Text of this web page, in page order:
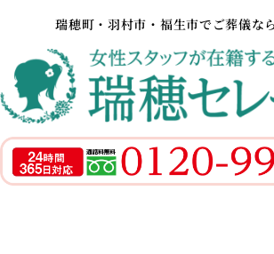
瑞穂町・羽村市・福生市でご葬儀な